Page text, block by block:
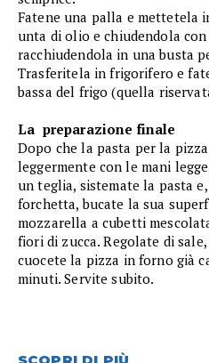
Fatene una palla e mettetela
unta di olio e chiudendola
racchiudendola in una busta
Trasferitela in frigorifero e
bassa del frigo (quella
La preparazione finale
Dopo che la pasta per la
leggermente con le mani
un teglia, sistemate la pasta
forchetta, bucate la sua
mozzarella a cubetti
fiori di zucca. Regolate di
cuocete la pizza in forno già
minuti. Servite subito.